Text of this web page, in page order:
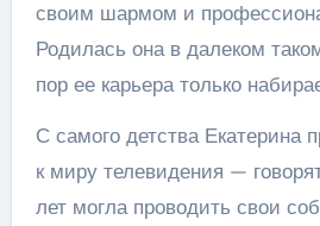
своим шармом и
Родилась она в далеком
пор ее карьера только
С самого детства Екатерина
к миру телевидения —
лет могла проводить свои